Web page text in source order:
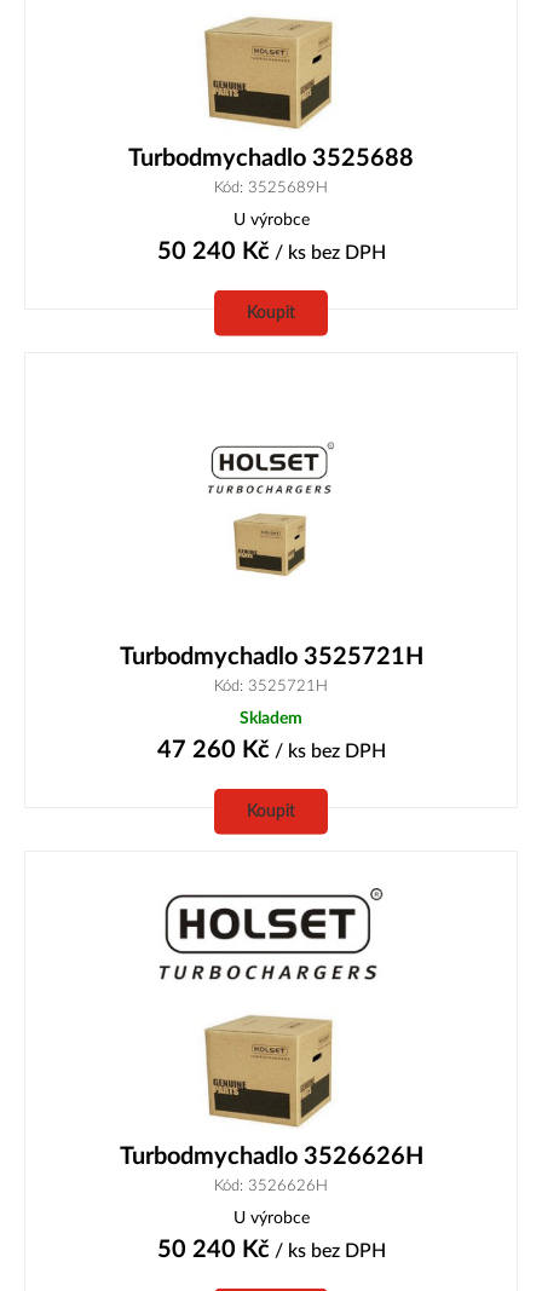
Turbodmychadlo 3525688
Kód: 3525689H
U výrobce
50 240 Kč/ ks bez DPH
Koupit
Turbodmychadlo 3525721H
Kód: 3525721H
Skladem
47 260 Kč/ ks bez DPH
Koupit
Turbodmychadlo 3526626H
Kód: 3526626H
U výrobce
50 240 Kč/ ks bez DPH